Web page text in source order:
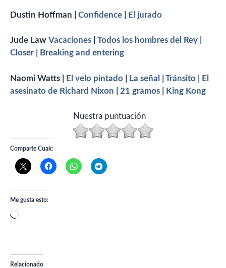
Dustin Hoffman | Confidence El jurado
Jude Law Vacaciones Todos los hombres del Rey
Closer
Breaking and entering
Naomi Watts | El velo pintado La señal Tránsito
El
asesinato de Richard Nixon
21 gramos King Kong
Nuestra puntuación
Comparte Cuak:
Me gusta esto:
Cargando...
Relacionado